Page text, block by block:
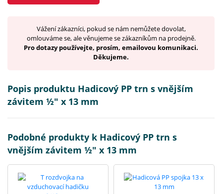
Vážení zákazníci, pokud se nám nemůžete dovolat,
omlouváme se, ale věnujeme se zákazníkům na prodejně.
Pro dotazy používejte, prosím, emailovou komunikaci.
Děkujeme.
Popis produktu Hadicový PP trn s vnějším
závitem ½" x 13 mm
Podobné produkty k Hadicový PP trn s
vnějším závitem ½" x 13 mm